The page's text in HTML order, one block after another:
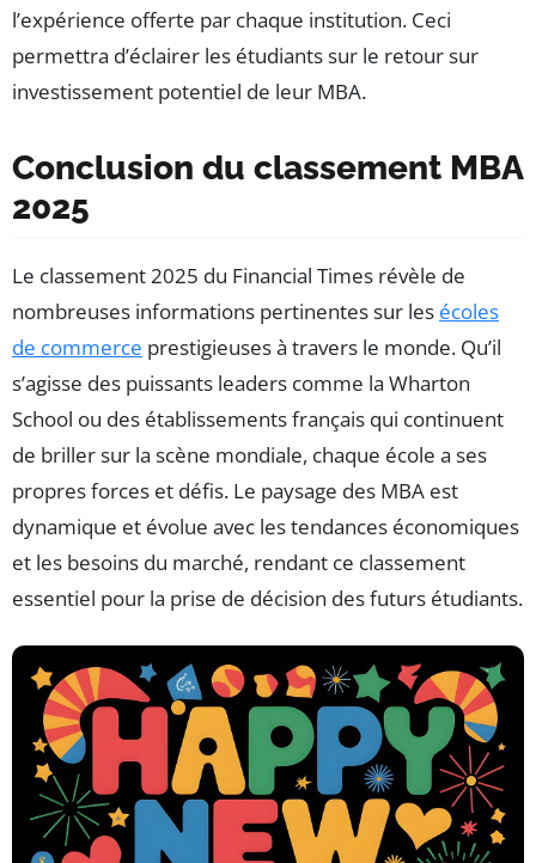
l’expérience offerte par chaque institution. Ceci
permettra d’éclairer les étudiants sur le retour sur
investissement potentiel de leur MBA.
Conclusion du classement MBA
2025
Le classement 2025 du Financial Times révèle de
nombreuses informations pertinentes sur les écoles
de commerce prestigieuses à travers le monde. Qu’il
s’agisse des puissants leaders comme la Wharton
School ou des établissements français qui continuent
de briller sur la scène mondiale, chaque école a ses
propres forces et défis. Le paysage des MBA est
dynamique et évolue avec les tendances économiques
et les besoins du marché, rendant ce classement
essentiel pour la prise de décision des futurs étudiants.